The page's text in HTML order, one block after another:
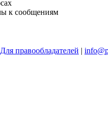
к сообщениям
Для правообладателей |